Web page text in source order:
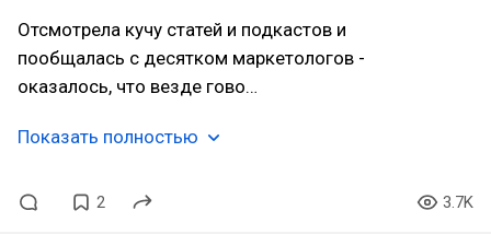
Отсмотрела кучу статей и подкастов и
пообщалась с десятком маркетологов -
оказалось, что везде гово…
Показать полностью
2 3.7K